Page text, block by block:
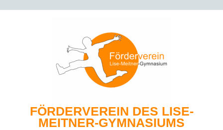
FÖRDERVEREIN DES LISE-
MEITNER-GYMNASIUMS